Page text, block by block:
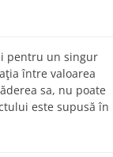
pentru un singur
între valoarea
sa, nu poate
este supusă în